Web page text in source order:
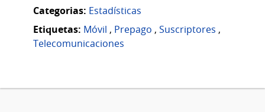
Categorias: Estadísticas
Etiquetas: Móvil , Prepago , Suscriptores ,
Telecomunicaciones